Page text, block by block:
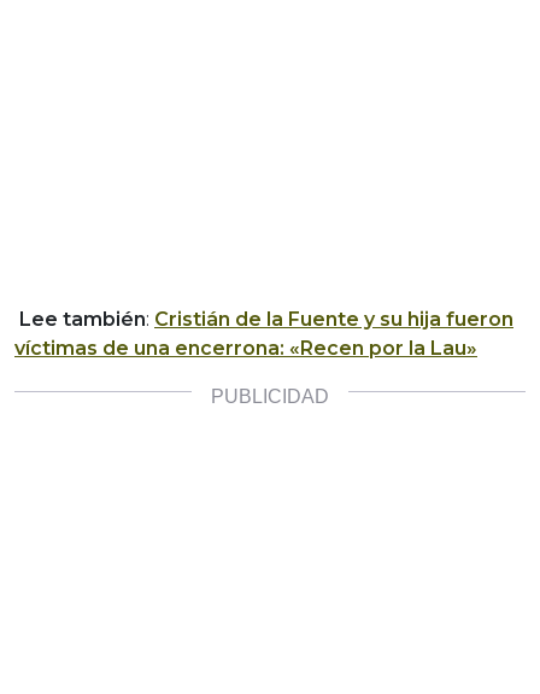
Lee también: Cristián de la Fuente y su hija fueron
víctimas de una encerrona: «Recen por la Lau»